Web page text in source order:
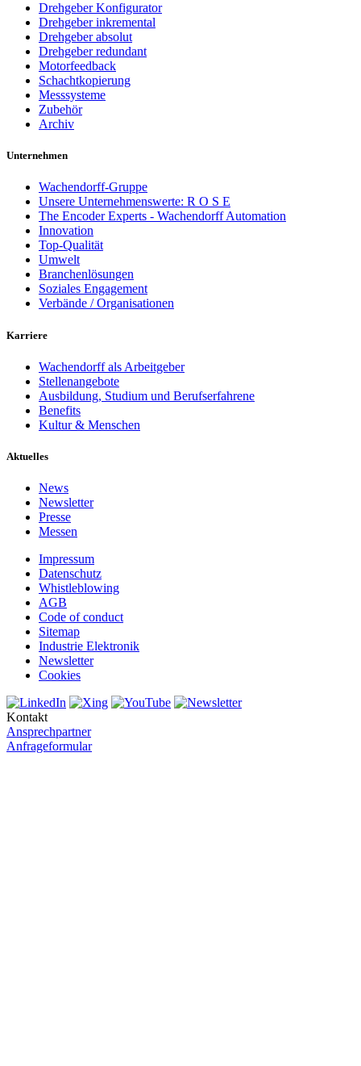
Drehgeber Konfigurator
Drehgeber inkremental
Drehgeber absolut
Drehgeber redundant
Motorfeedback
Schachtkopierung
Messsysteme
Zubehör
Archiv
Unternehmen
Wachendorff-Gruppe
Unsere Unternehmenswerte: R O S E
The Encoder Experts - Wachendorff Automation
Innovation
Top-Qualität
Umwelt
Branchenlösungen
Soziales Engagement
Verbände / Organisationen
Karriere
Wachendorff als Arbeitgeber
Stellenangebote
Ausbildung, Studium und Berufserfahrene
Benefits
Kultur & Menschen
Aktuelles
News
Newsletter
Presse
Messen
Impressum
Datenschutz
Whistleblowing
AGB
Code of conduct
Sitemap
Industrie Elektronik
Newsletter
Cookies
Kontakt
Ansprechpartner
Anfrageformular